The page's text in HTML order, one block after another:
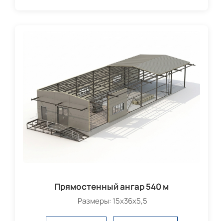
Прямостенный ангар 540 м
Размеры: 15х36х5,5